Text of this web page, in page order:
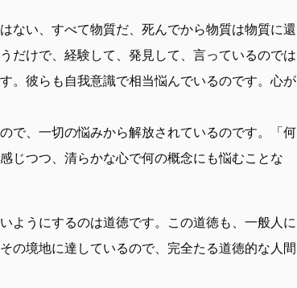
ない、すべて物質だ、死んでから物質は物質に還
だけで、経験して、発見して、言っているのでは
。彼らも自我意識で相当悩んでいるのです。心が
で、一切の悩みから解放されているのです。「何
じつつ、清らかな心で何の概念にも悩むことな
ようにするのは道徳です。この道徳も、一般人に
の境地に達しているので、完全たる道徳的な人間